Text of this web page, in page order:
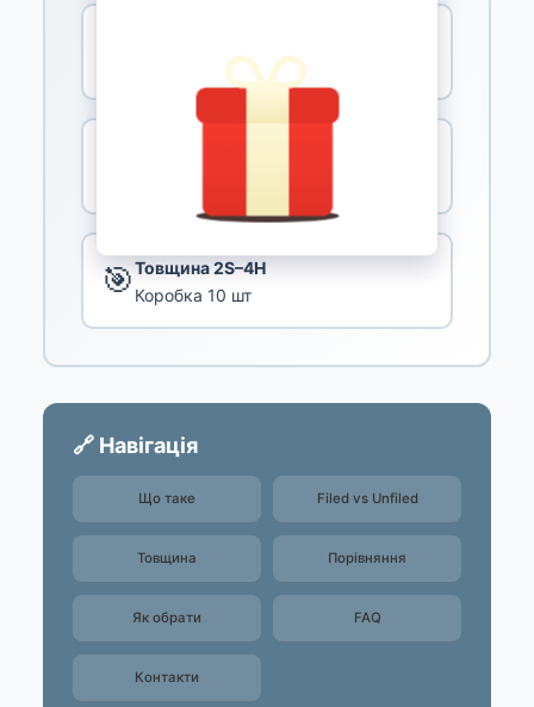
Від 4 000 ₴
🎯Товщина 2S–4H
Коробка 10 шт
🔗 Навігація
Що таке Filed vs Unfiled
Товщина Порівняння
Як обрати FAQ
Контакти